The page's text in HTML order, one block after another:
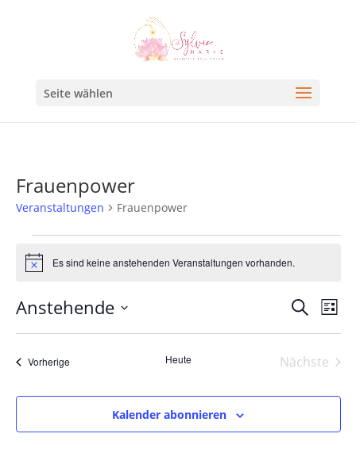
Seite wählen
Frauenpower
Veranstaltungen Frauenpower
HinweisEs sind keine anstehenden Veranstaltungen vorhanden.
Suche
und
SucheListe
Anstehende
Datum
wählen.
VorherigeVeranstaltungen Heute
Nächste
Kalender abonnieren